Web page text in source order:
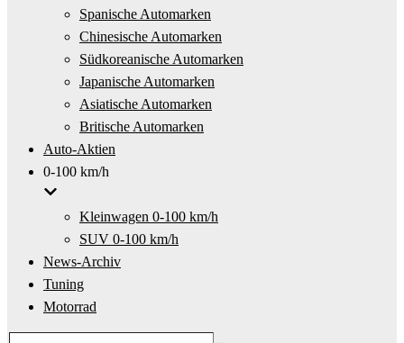
Spanische Automarken
Chinesische Automarken
Südkoreanische Automarken
Japanische Automarken
Asiatische Automarken
Britische Automarken
Auto-Aktien
0-100 km/h
Kleinwagen 0-100 km/h
SUV 0-100 km/h
News-Archiv
Tuning
Motorrad